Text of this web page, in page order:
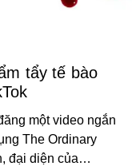
tẩy tế bào
một video ngắn
The Ordinary
đại diện của